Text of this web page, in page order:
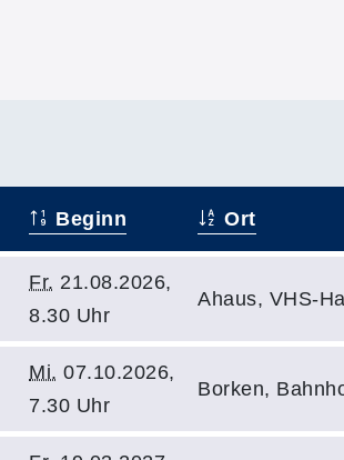
Beginn Ort
Fr. 21.08.2026,
8.30 Uhr
Ahaus, VHS-
Mi. 07.10.2026,
7.30 Uhr
Borken,